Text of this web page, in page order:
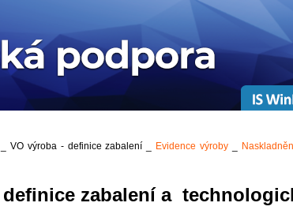
_ VO výroba - definice zabalení _ Evidence výroby
definice zabalení a